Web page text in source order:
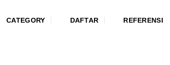
CATEGORY DAFTAR REFERENSI